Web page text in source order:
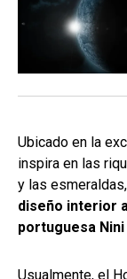
Ubicado en la
inspira en las
y las
diseño interior
portuguesa
Usualmente, el